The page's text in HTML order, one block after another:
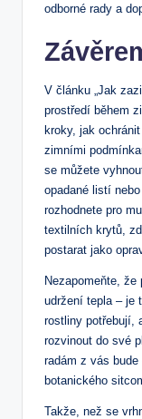
odborné ⁢rady‍ a
V článku „Jak
prostředí⁤ během
kroky, jak
zimními
se můžete
opadané listí
rozhodnete pro
textilních krytů,‌
⁣postarat jako
Nezapomeňte,
udržení tepla – je
rostliny potřebují,
rozvinout do své
radám z vás
botanického
Takže,​ než se